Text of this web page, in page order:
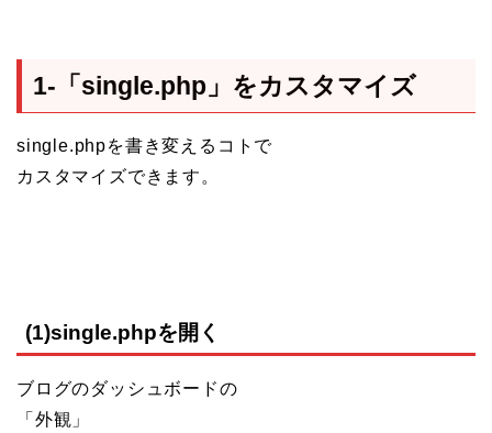
1-「single.php」をカスタマイズ
single.phpを書き変えるコトで
カスタマイズできます。
(1)single.phpを開く
ブログのダッシュボードの
「外観」